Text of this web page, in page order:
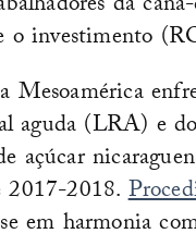
o investimento
Mesoamérica
aguda (LRA) e
açúcar
2017-2018.
em harmonia